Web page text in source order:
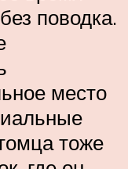
поводка.
место
тоже